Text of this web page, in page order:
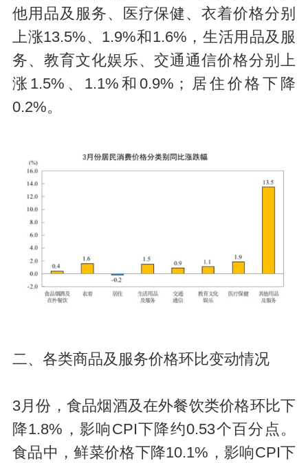
他用品及服务、医疗保健、衣着价格分别
上涨13.5%、1.9%和1.6%，生活用品及服
务、教育文化娱乐、交通通信价格分别上
涨1.5%、1.1%和0.9%；居住价格下降
0.2%。
二、各类商品及服务价格环比变动情况
3月份，食品烟酒及在外餐饮类价格环比下
降1.8%，影响CPI下降约0.53个百分点。
食品中，鲜菜价格下降10.1%，影响CPI下